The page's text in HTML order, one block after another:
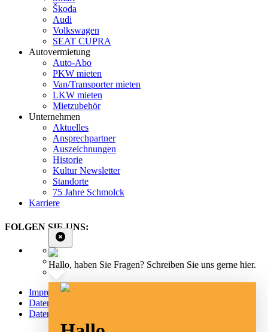
Škoda
Audi
Volkswagen
SEAT CUPRA
Autovermietung
Auto-Abo
PKW mieten
Van/Transporter mieten
LKW mieten
Mietzubehör
Unternehmen
Aktuelles
Ansprechpartner
Auszeichnungen
Historie
Kultur Newsletter
Standorte
75 Jahre Schmolck
Karriere
FOLGEN SIE UNS:
Impressum
Datenschutz
Datenschutz Social Media
Hallo, haben Sie Fragen? Schreiben Sie uns gerne hier.